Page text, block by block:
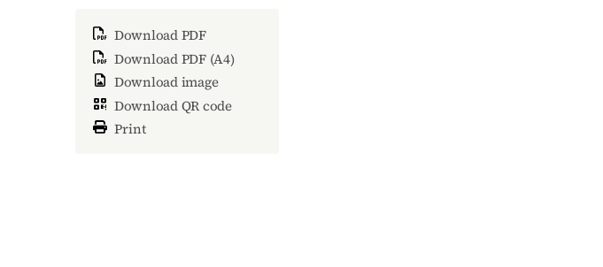
Download PDF
Download PDF (A4)
Download image
Download QR code
Print